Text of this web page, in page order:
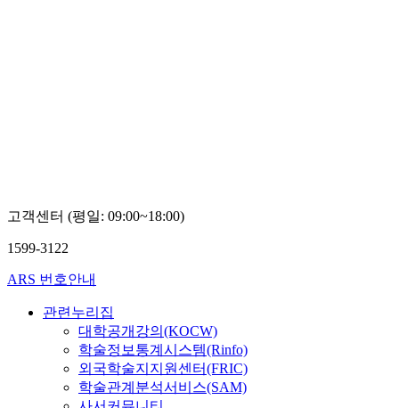
고객센터 (평일: 09:00~18:00)
1599-3122
ARS 번호안내
관련누리집
대학공개강의(KOCW)
학술정보통계시스템(Rinfo)
외국학술지지원센터(FRIC)
학술관계분석서비스(SAM)